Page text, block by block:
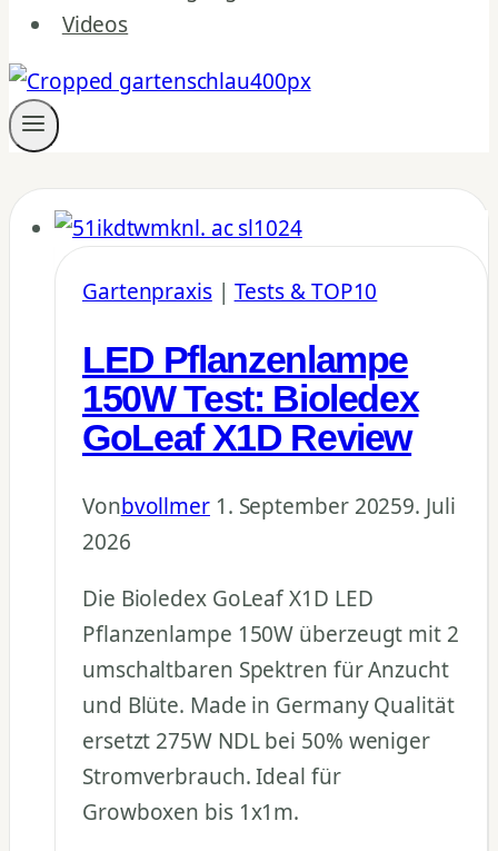
Videos
Gartenpraxis| Tests & TOP10
LED Pflanzenlampe
150W Test: Bioledex
GoLeaf X1D Review
Vonbvollmer 1. September 20259. Juli
2026
Die Bioledex GoLeaf X1D LED
Pflanzenlampe 150W überzeugt mit 2
umschaltbaren Spektren für Anzucht
und Blüte. Made in Germany Qualität
ersetzt 275W NDL bei 50% weniger
Stromverbrauch. Ideal für
Growboxen bis 1x1m.